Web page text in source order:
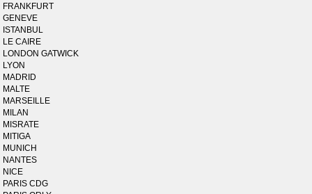
FRANKFURT
GENEVE
ISTANBUL
LE CAIRE
LONDON GATWICK
LYON
MADRID
MALTE
MARSEILLE
MILAN
MISRATE
MITIGA
MUNICH
NANTES
NICE
PARIS CDG